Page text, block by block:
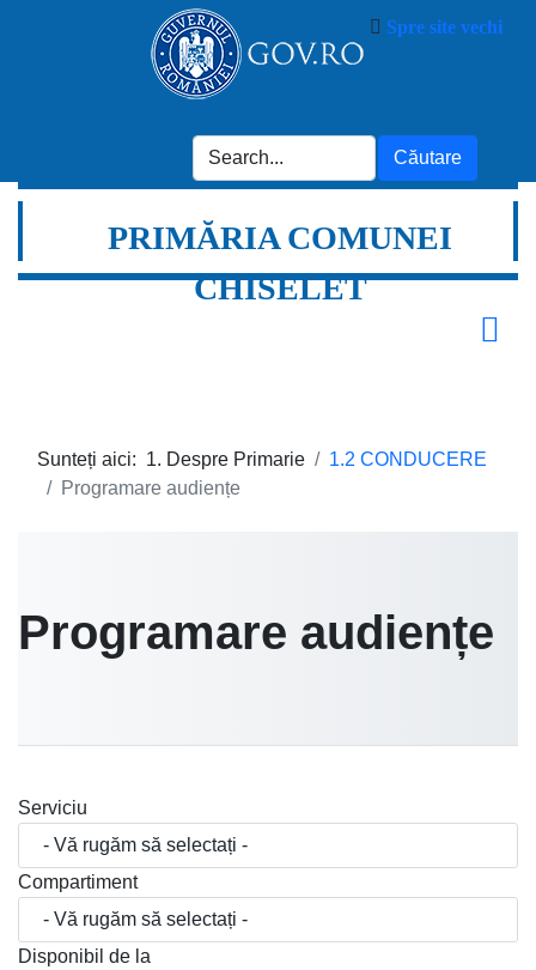
Spre site vechi
PRIMĂRIA COMUNEI
CHISELET
Sunteți aici: 1. Despre Primarie
1.2 CONDUCERE
Programare audiențe
Programare audiențe
Serviciu
Compartiment
Disponibil de la